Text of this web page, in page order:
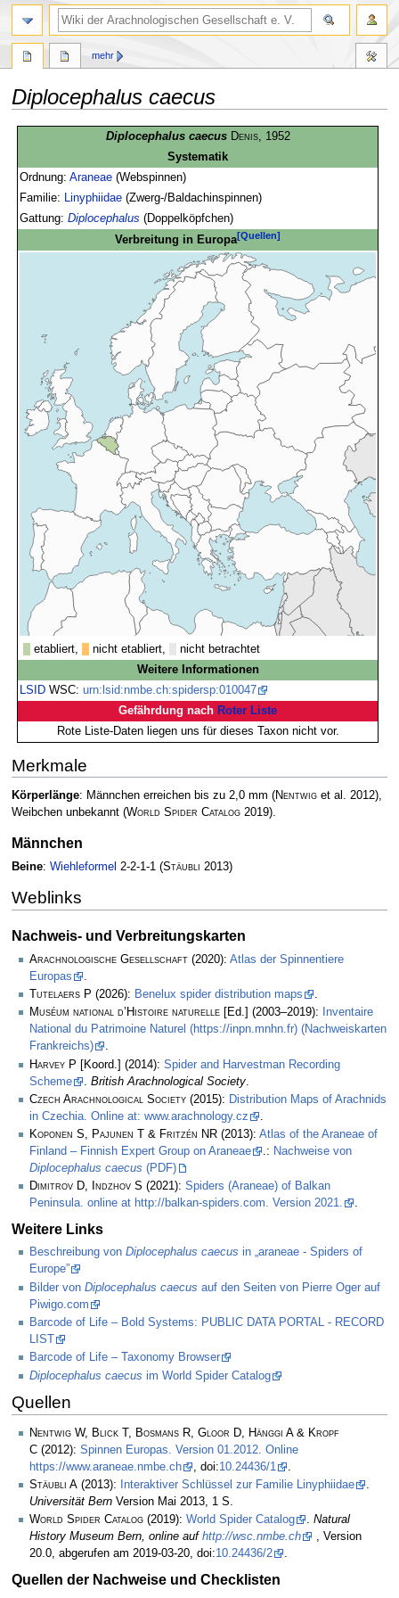
Diplocephalus caecus
springen
springen
Diplocephalus caecus Denis, 1952
Systematik
Ordnung:Araneae (Webspinnen)
Familie:
Linyphiidae (Zwerg-/Baldachinspinnen)
Gattung:Diplocephalus (Doppelköpfchen)
Verbreitung in Europa[Quellen]
etabliert, nicht etabliert,
nicht betrachtet
Weitere Informationen
LSID WSC:urn:lsid:nmbe.ch:spidersp:010047
Gefährdung nach Roter Liste
Rote Liste-Daten liegen uns für dieses Taxon nicht vor.
Merkmale
Körperlänge: Männchen erreichen bis zu 2,0 mm (Nentwiget al. 2012),
Weibchen unbekannt (World Spider Catalog2019).
Männchen
Beine: Wiehleformel 2-2-1-1 (Stäubli 2013)
Weblinks
Nachweis- und Verbreitungskarten
Arachnologische Gesellschaft (2020): Atlas der Spinnentiere
Europas
.
Tutelaers P (2026): Benelux spider distribution maps
.
Muséum national d’Histoire naturelle [Ed.] (2003–2019):
Inventaire
National du Patrimoine Naturel (https://inpn.mnhn.fr) (Nachweiskarten
Frankreichs)
.
Harvey P [Koord.] (2014): Spider and Harvestman Recording
Scheme
British Arachnological Society
Czech Arachnological Society (2015): Distribution Maps of Arachnids
in Czechia. Online at: www.arachnology.cz
.
Koponen S, Pajunen T & Fritzén NR (2013): Atlas of the Araneae of
Finland – Finnish Expert Group on Araneae
.: Nachweise von
Diplocephalus caecus (PDF)
Dimitrov D, Indzhov S (2021): Spiders (Araneae) of Balkan
Peninsula. online at http://balkan-spiders.com. Version 2021.
.
Weitere Links
Beschreibung von Diplocephalus caecus in „araneae - Spiders of
Europe”
Bilder von Diplocephalus caecus auf den Seiten von Pierre Oger auf
Piwigo.com
Barcode of Life – Bold Systems: PUBLIC DATA PORTAL - RECORD
LIST
Barcode of Life – Taxonomy Browser
Diplocephalus caecus im World Spider Catalog
Quellen
Nentwig W, Blick T, Bosmans R, Gloor D, Hänggi A & Kropf
C (2012): Spinnen Europas. Version 01.2012. Online
https://www.araneae.nmbe.ch
, doi:10.24436/1
.
Stäubli A (2013): Interaktiver Schlüssel zur Familie Linyphiidae
.
Universität Bern Version Mai 2013, 1 S.
World Spider Catalog (2019): World Spider Catalog . Natural
History Museum Bern, online auf http://wsc.nmbe.ch
, Version
20.0, abgerufen am 2019-03-20, doi:10.24436/2 .
Quellen der Nachweise und Checklisten
mehr